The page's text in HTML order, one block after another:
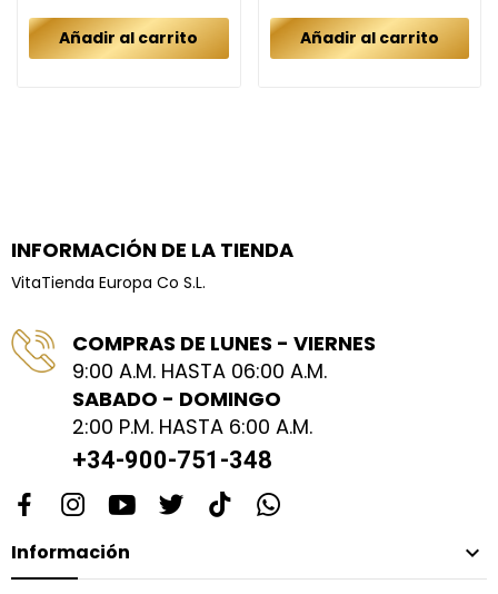
Añadir al carrito Añadir al carrito
INFORMACIÓN DE LA TIENDA
VitaTienda Europa Co S.L.
COMPRAS DE LUNES - VIERNES
9:00 A.M. HASTA 06:00 A.M.
SABADO - DOMINGO
2:00 P.M. HASTA 6:00 A.M.
+34-900-751-348
Información 